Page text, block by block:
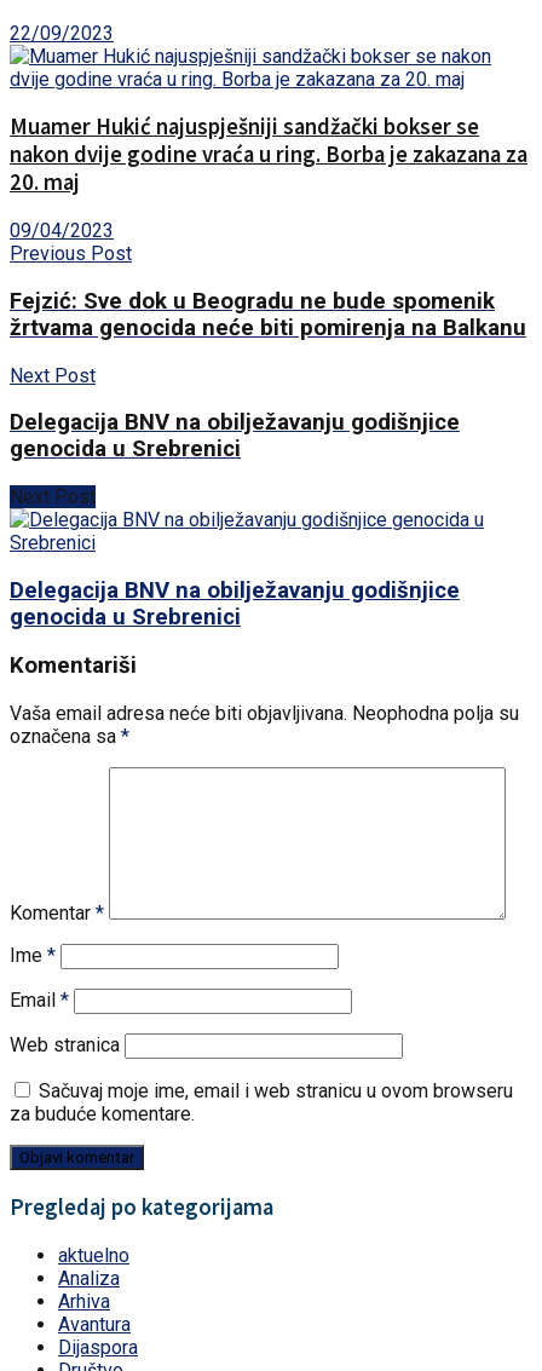
22/09/2023
Muamer Hukić najuspješniji sandžački bokser se
nakon dvije godine vraća u ring. Borba je zakazana za
20. maj
09/04/2023
Previous Post
Fejzić: Sve dok u Beogradu ne bude spomenik
žrtvama genocida neće biti pomirenja na Balkanu
Next Post
Delegacija BNV na obilježavanju godišnjice
genocida u Srebrenici
Next Post
Delegacija BNV na obilježavanju godišnjice
genocida u Srebrenici
Komentariši
Vaša email adresa neće biti objavljivana. Neophodna polja su
označena sa *
Komentar *
Ime *
Email *
Web stranica
Sačuvaj moje ime, email i web stranicu u ovom browseru
za buduće komentare.
Pregledaj po kategorijama
aktuelno
Analiza
Arhiva
Avantura
Dijaspora